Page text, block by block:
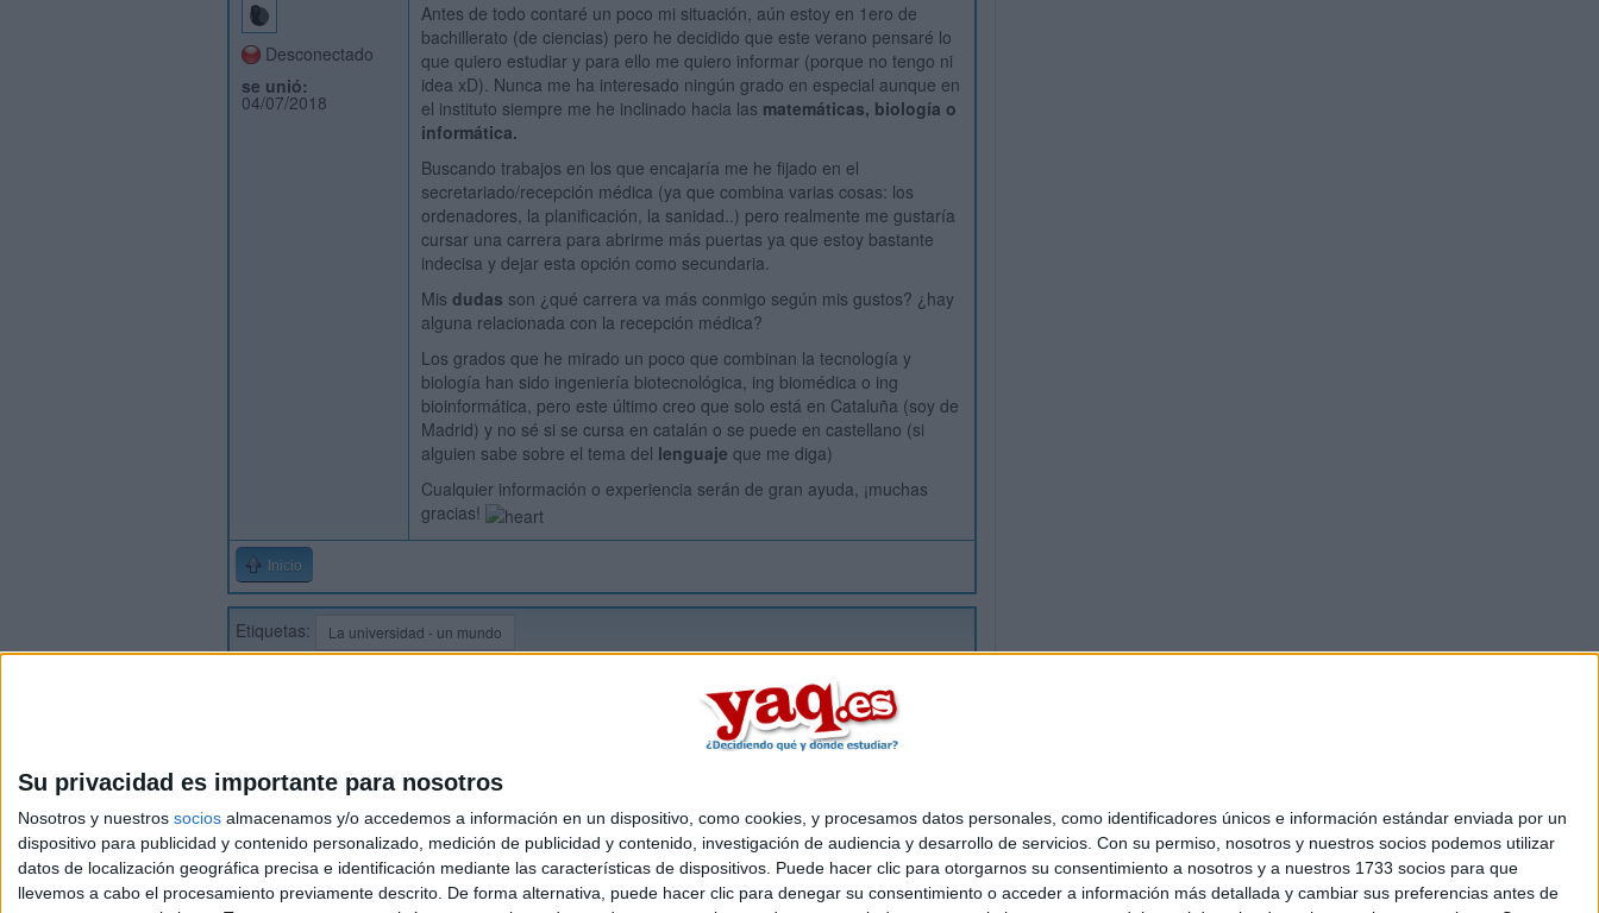
Su privacidad es importante para nosotros
Nosotros y nuestros socios almacenamos y/o accedemos a información en un dispositivo, como cookies, y procesamos datos personales, como identificadores únicos e información estándar enviada por un
dispositivo para publicidad y contenido personalizado, medición de publicidad y contenido, investigación de audiencia y desarrollo de servicios. Con su permiso, nosotros y nuestros socios podemos utilizar
datos de localización geográfica precisa e identificación mediante las características de dispositivos. Puede hacer clic para otorgarnos su consentimiento a nosotros y a nuestros 1733 socios para que
llevemos a cabo el procesamiento previamente descrito. De forma alternativa, puede hacer clic para denegar su consentimiento o acceder a información más detallada y cambiar sus preferencias antes de
Desconectado
se unió:
04/07/2018
Antes de todo contaré un poco mi situación, aún estoy en 1ero de
bachillerato (de ciencias) pero he decidido que este verano pensaré lo
que quiero estudiar y para ello me quiero informar (porque no tengo ni
idea xD). Nunca me ha interesado ningún grado en especial aunque en
el instituto siempre me he inclinado hacia las matemáticas, biología o
informática.
Buscando trabajos en los que encajaría me he fijado en el
secretariado/recepción médica (ya que combina varias cosas: los
ordenadores, la planificación, la sanidad..) pero realmente me gustaría
cursar una carrera para abrirme más puertas ya que estoy bastante
indecisa y dejar esta opción como secundaria.
Mis dudas son ¿qué carrera va más conmigo según mis gustos? ¿hay
alguna relacionada con la recepción médica?
Los grados que he mirado un poco que combinan la tecnología y
biología han sido ingeniería biotecnológica, ing biomédica o ing
bioinformática, pero este último creo que solo está en Cataluña (soy de
Madrid) y no sé si se cursa en catalán o se puede en castellano (si
alguien sabe sobre el tema del lenguaje que me diga)
Cualquier información o experiencia serán de gran ayuda, ¡muchas
gracias!
Inicio
Etiquetas: La universidad - un mundo
Quiénes somos|Contactar|Anúnciate
Aviso legal|Politica de privacidad|Condiciones generales|Política de cookies
© 2003-2026Compás Mediterráneo S.L.- Diego de León 47 - 28006 Madrid [ESPAÑA] - Tel. +34 91 593 2767